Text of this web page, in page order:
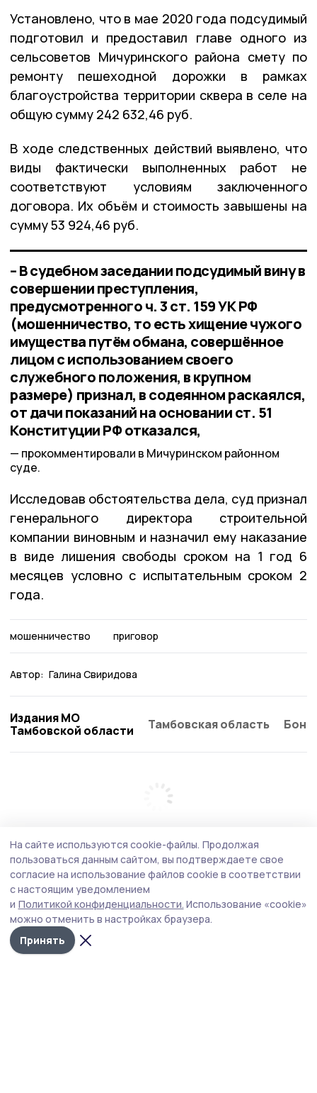
Установлено, что в мае 2020 года подсудимый
подготовил и предоставил главе одного из
сельсоветов Мичуринского района смету по
ремонту пешеходной дорожки в рамках
благоустройства территории сквера в селе на
общую сумму 242 632,46 руб.
В ходе следственных действий выявлено, что
виды фактически выполненных работ не
соответствуют условиям заключенного
договора. Их объём и стоимость завышены на
сумму 53 924,46 руб.
– В судебном заседании подсудимый вину в
совершении преступления,
предусмотренного ч. 3 ст. 159 УК РФ
(мошенничество, то есть хищение чужого
имущества путём обмана, совершённое
лицом с использованием своего
служебного положения, в крупном
размере) признал, в содеянном раскаялся,
от дачи показаний на основании ст. 51
Конституции РФ отказался,
прокомментировали в Мичуринском районном
суде.
Исследовав обстоятельства дела, суд признал
генерального директора строительной
компании виновным и назначил ему наказание
в виде лишения свободы сроком на 1 год 6
месяцев условно с испытательным сроком 2
года.
мошенничество приговор
Автор: Галина Свиридова
Издания МО
Тамбовской области
Тамбовская область
На сайте используются cookie-файлы. Продолжая
пользоваться данным сайтом, вы подтверждаете свое
согласие на использование файлов cookie в соответствии
с настоящим уведомлением
и Политикой конфиденциальности. Использование «cookie»
можно отменить в настройках браузера.
Принять